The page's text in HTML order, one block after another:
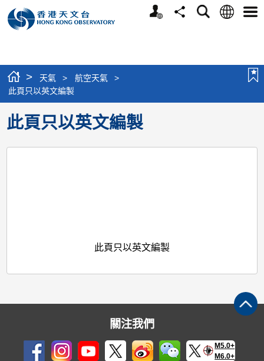
個
分
搜
語
選
> 天氣 > 航空天氣
>
此頁只以英文編製
此頁只以英文編製
此頁只以英文編製
關注我們
M5.0+
M6.0+